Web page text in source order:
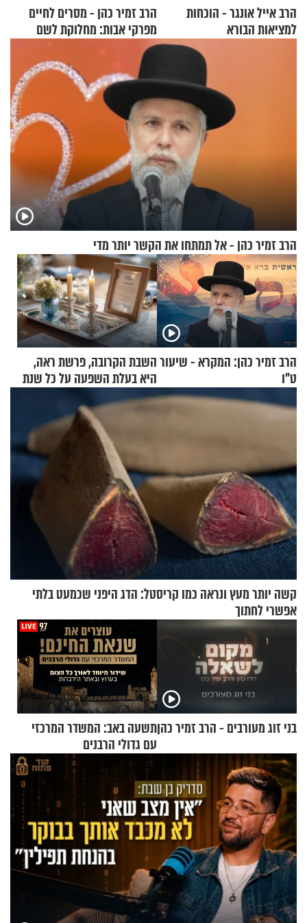
הרב אייל אונגר - הוכחות
למציאות הבורא
הרב זמיר כהן - מסרים לחיים
מפרקי אבות: מחלוקת לשם
שמיים
הרב זמיר כהן - אל תמתחו את הקשר יותר מדי
הרב זמיר כהן: המקרא - שיעור
ט"ו
השבת הקרובה, פרשת ראה,
היא בעלת השפעה על כל שנת
תשפ"ז
קשה יותר מעץ ונראה כמו קריסטל: הדג היפני שכמעט בלתי
אפשרי לחתוך
בני זוג מעורבים - הרב זמיר כהןתשעה באב: המשדר המרכזי
עם גדולי הרבנים